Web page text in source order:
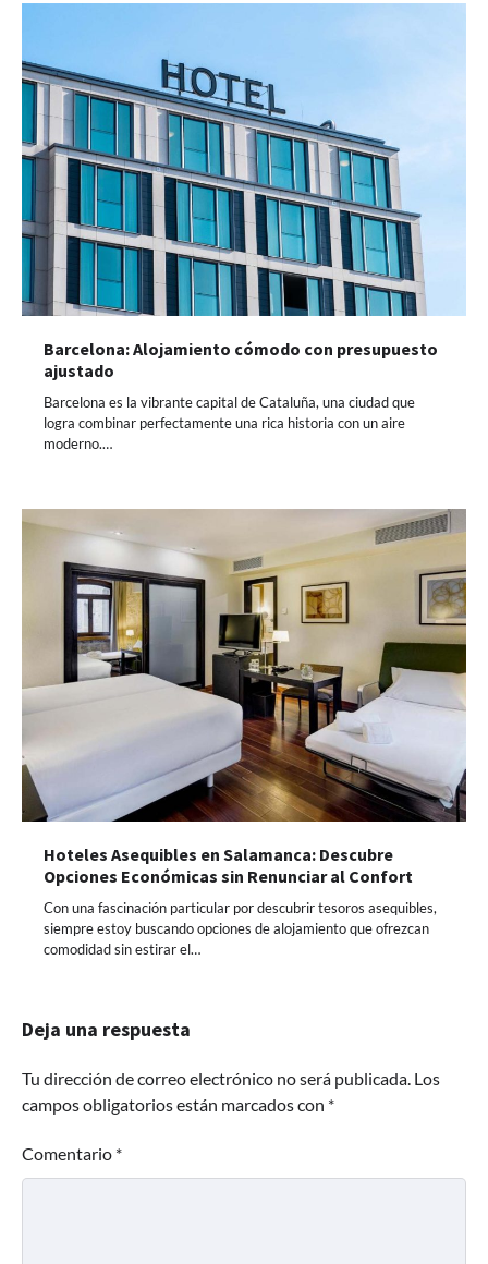
Barcelona: Alojamiento cómodo con presupuesto
ajustado
Barcelona es la vibrante capital de Cataluña, una ciudad que
logra combinar perfectamente una rica historia con un aire
moderno.…
Hoteles Asequibles en Salamanca: Descubre
Opciones Económicas sin Renunciar al Confort
Con una fascinación particular por descubrir tesoros asequibles,
siempre estoy buscando opciones de alojamiento que ofrezcan
comodidad sin estirar el…
Deja una respuesta
Tu dirección de correo electrónico no será publicada. Los
campos obligatorios están marcados con *
Comentario *